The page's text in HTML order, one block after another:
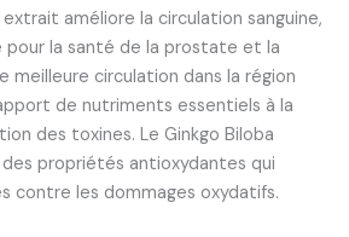
améliore la circulation sanguine,
pour la santé de la prostate et la
meilleure circulation dans la région
de nutriments essentiels à la
des toxines. Le Ginkgo Biloba
propriétés antioxydantes qui
contre les dommages oxydatifs.